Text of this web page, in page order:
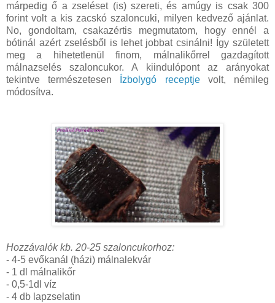
márpedig ő a zseléset (is) szereti, és amúgy is csak 300
forint volt a kis zacskó szaloncuki, milyen kedvező ajánlat.
No, gondoltam, csakazértis megmutatom, hogy ennél a
bótinál azért zselésből is lehet jobbat csinálni! Így született
meg a hihetetlenül finom, málnalikőrrel gazdagított
málnazselés szaloncukor. A kiindulópont az arányokat
tekintve természetesen
Ízbolygó receptjevolt, némileg
módosítva.
Hozzávalók kb. 20-25 szaloncukorhoz:
- 4-5 evőkanál (házi) málnalekvár
- 1 dl málnalikőr
- 0,5-1dl víz
- 4 db lapzselatin